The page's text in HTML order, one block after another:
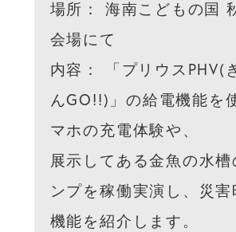
場所： 海南こどもの国
会場にて
内容： 「プリウスPHV(
んGO!!)」の給電機能を
マホの充電体験や、
展⽰してある⾦⿂の⽔
ンプを稼働実演し、災
機能を紹介します。